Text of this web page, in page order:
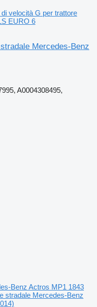
velocità G per trattore
EURO 6
Mercedes-Benz
A0004308495,
Benz Actros MP1 1843
stradale Mercedes-Benz